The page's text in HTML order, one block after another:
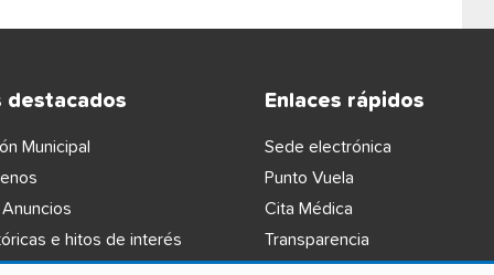
destacados
Municipal
e hitos de interés
Enlaces rápidos
Sede electrónica
Punto Vuela
Cita Médica
Transparencia